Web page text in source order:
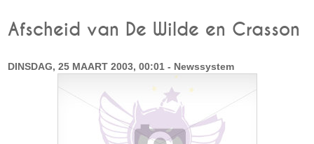
Afscheid van De Wilde en Crasson
DINSDAG, 25 MAART 2003, 00:01 - Newssystem